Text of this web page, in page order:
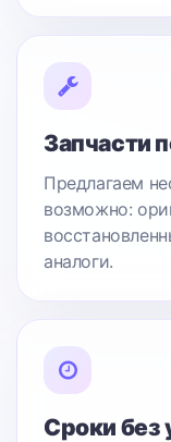
Запчасти
Предлагаем
возможно:
аналоги.
Сроки без